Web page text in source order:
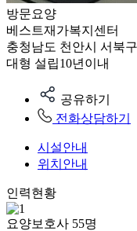
방문요양
베스트재가복지센터
충청남도 천안시 서북
대형 설립10년이내
공유하기
전화상담하기
시설안내
위치안내
인력현황
요양보호사 55명